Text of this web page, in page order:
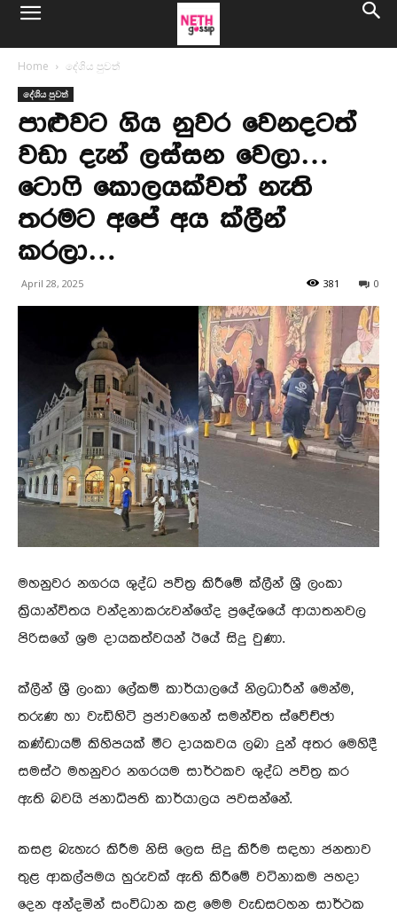
Home දේශිය පුවත්
දේශිය පුවත්
පාළුවට ගිය නුවර වෙනදටත්
වඩා දැන් ලස්සන වෙලා…
ටොෆි කොලයක්වත් නැති
තරමට අපේ අය ක්ලීන්
කරලා…
April 28, 2025 0
381
මහනුවර නගරය ශුද්ධ පවිත්‍ර කිරීමේ ක්ලීන් ශ්‍රී ලංකා
ක්‍රියාන්විතය වන්දනාකරුවන්ගේද ප්‍රදේශයේ ආයාතනවල
පිරිසගේ ශ්‍රම දායකත්වයන් ඊයේ සිදු වුණා.
ක්ලීන් ශ්‍රී ලංකා ලේකම් කාර්යාලයේ නිලධාරීන් මෙන්ම,
තරුණ හා වැඩිහිටි ප්‍රජාවගෙන් සමන්විත ස්වේච්ඡා
කණ්ඩායම් කිහිපයක් මීට දායකවය ලබා දුන් අතර මෙහිදී
සමස්ථ මහනුවර නගරයම සාර්ථකව ශුද්ධ පවිත්‍ර කර
ඇති බවයි ජනාධිපති කාර්යාලය පවසන්නේ.
කසළ බැහැර කිරීම නිසි ලෙස සිදු කිරීම සඳහා ජනතාව
තුළ ආකල්පමය හුරුවක් ඇති කිරීමේ වටිනාකම පහදා
දෙන අන්දමින් සංවිධාන කළ මෙම වැඩසටහන සාර්ථක